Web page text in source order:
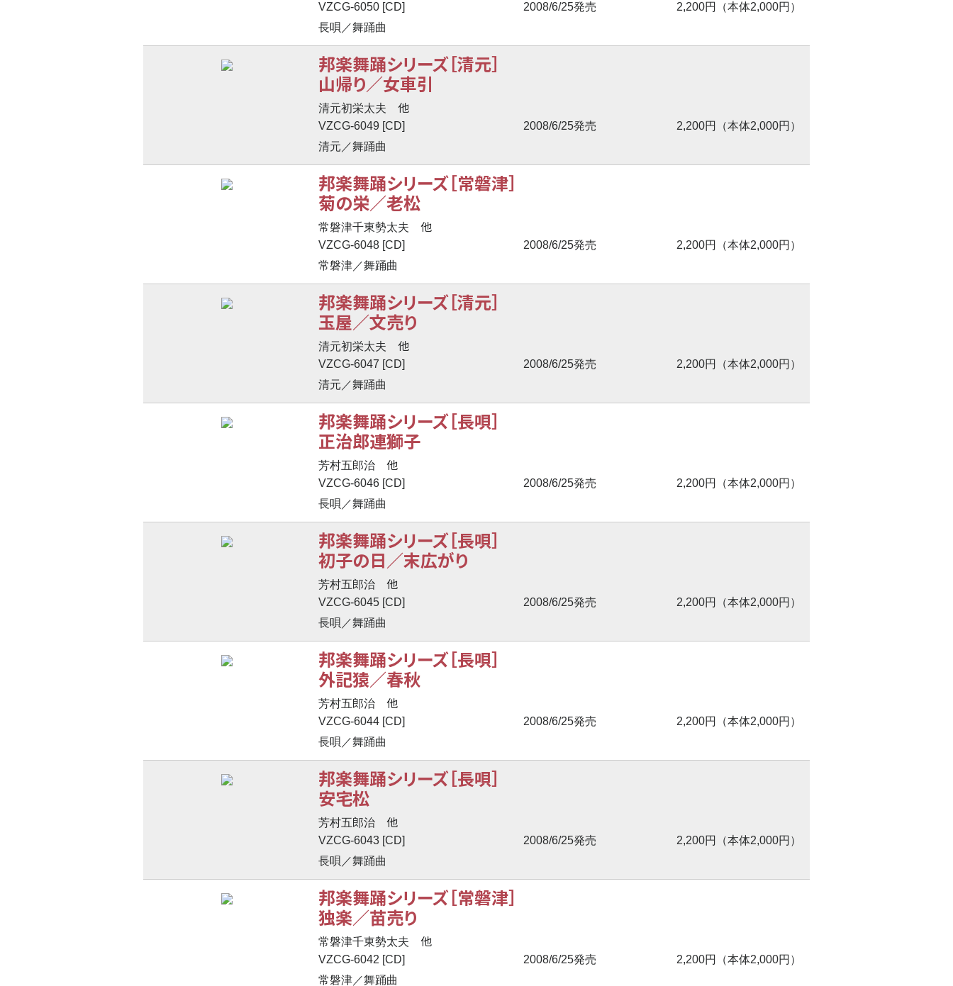
VZCG-6050 [CD] 2008/6/25発売
2,200円（本体2,000円）
長唄／舞踊曲
邦楽舞踊シリーズ［清元］
山帰り／女車引
清元初栄太夫 他
VZCG-6049 [CD] 2008/6/25発売
2,200円（本体2,000円）
清元／舞踊曲
邦楽舞踊シリーズ［常磐津］
菊の栄／老松
常磐津千東勢太夫 他
VZCG-6048 [CD] 2008/6/25発売
2,200円（本体2,000円）
常磐津／舞踊曲
邦楽舞踊シリーズ［清元］
玉屋／文売り
清元初栄太夫 他
VZCG-6047 [CD] 2008/6/25発売
2,200円（本体2,000円）
清元／舞踊曲
邦楽舞踊シリーズ［長唄］
正治郎連獅子
芳村五郎治 他
VZCG-6046 [CD] 2008/6/25発売
2,200円（本体2,000円）
長唄／舞踊曲
邦楽舞踊シリーズ［長唄］
初子の日／末広がり
芳村五郎治 他
VZCG-6045 [CD] 2008/6/25発売
2,200円（本体2,000円）
長唄／舞踊曲
邦楽舞踊シリーズ［長唄］
外記猿／春秋
芳村五郎治 他
VZCG-6044 [CD] 2008/6/25発売
2,200円（本体2,000円）
長唄／舞踊曲
邦楽舞踊シリーズ［長唄］
安宅松
芳村五郎治 他
VZCG-6043 [CD] 2008/6/25発売
2,200円（本体2,000円）
長唄／舞踊曲
邦楽舞踊シリーズ［常磐津］
独楽／苗売り
常磐津千東勢太夫 他
VZCG-6042 [CD] 2008/6/25発売
2,200円（本体2,000円）
常磐津／舞踊曲